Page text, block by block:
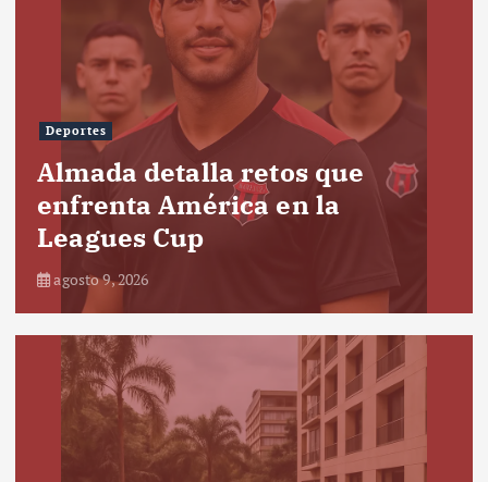
Deportes
Almada detalla retos que
enfrenta América en la
Leagues Cup
agosto 9, 2026